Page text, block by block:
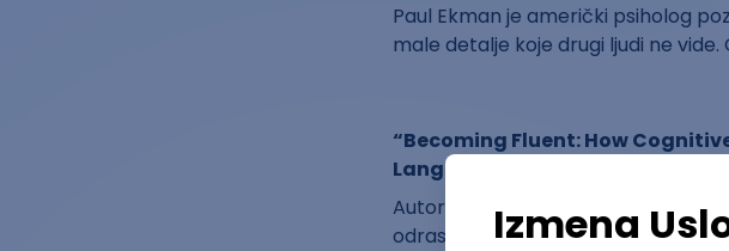
Paul Ekman je američki psiholog
male detalje koje drugi ljudi ne
“Becoming Fluent: How
Language” Richard M. Roberts,
Autori knjige su kognitivni naučnici.
odraslima pomogli u učenju stranog